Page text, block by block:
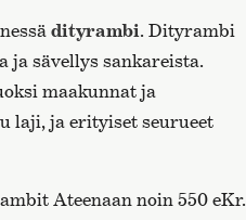
dityrambi. Dityrambi
ja sävellys sankareista.
maakunnat ja
laji, ja erityiset seurueet
Ateenaan noin 550 eKr.